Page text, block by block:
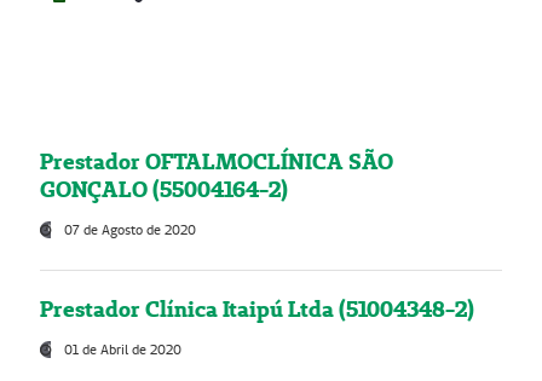
Prestador OFTALMOCLÍNICA SÃO
GONÇALO (55004164-2)
07 de Agosto de 2020
Prestador Clínica Itaipú Ltda (51004348-2)
01 de Abril de 2020